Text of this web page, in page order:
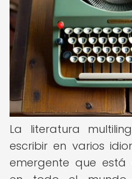
La literatura
escribir en varios
emergente que